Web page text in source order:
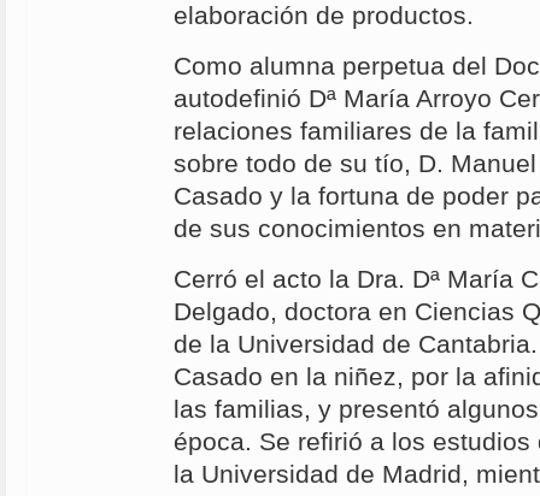
elaboración de productos.
Como alumna perpetua del
autodefinió Dª María Arroyo
relaciones familiares de la
sobre todo de su tío, D.
Casado y la fortuna de poder
de sus conocimientos en
Cerró el acto la Dra. Dª María
Delgado, doctora en Ciencias
de la Universidad de
Casado en la niñez, por la
las familias, y presentó
época. Se refirió a los
la Universidad de Madrid,